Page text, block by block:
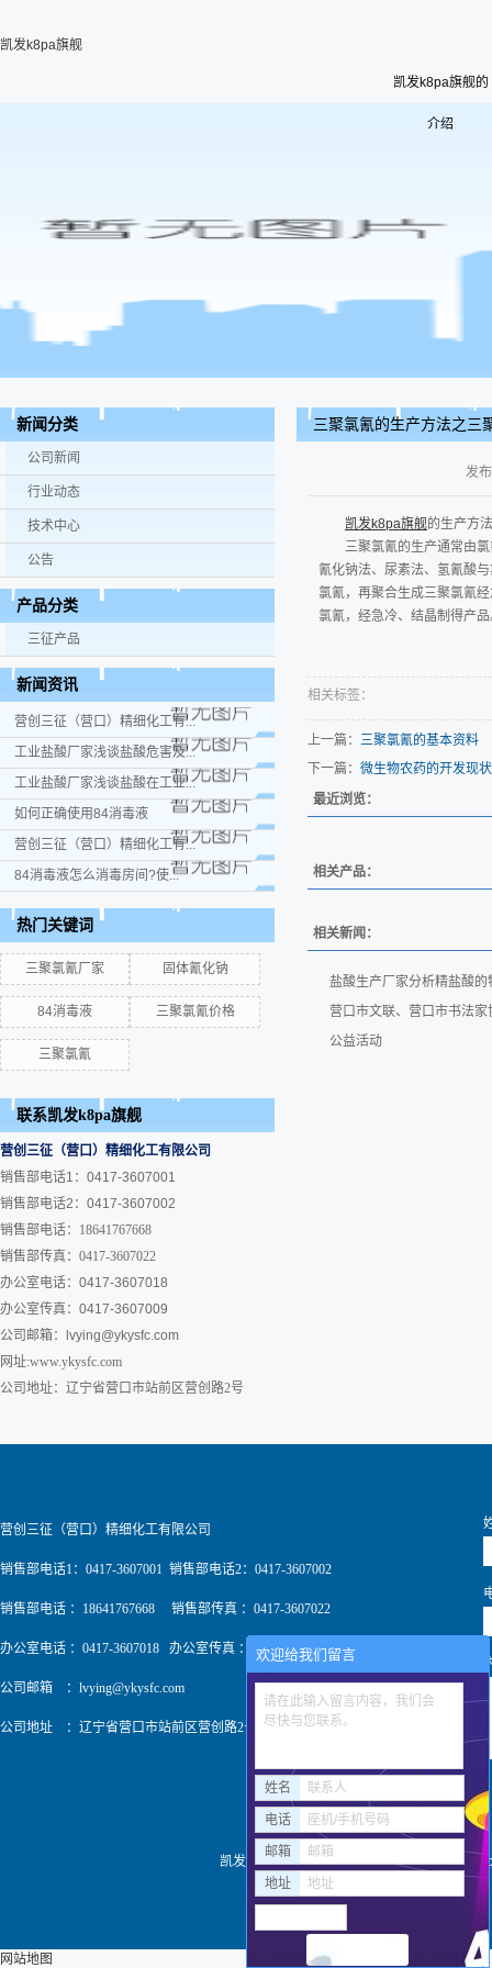
凯发k8pa旗舰
凯发k8pa旗舰的
介绍
新闻分类
公司新闻
行业动态
技术中心
公告
产品分类
三征产品
新闻资讯
营创三征（营口）精细化工有...
工业盐酸厂家浅谈盐酸危害及...
工业盐酸厂家浅谈盐酸在工业...
如何正确使用84消毒液
营创三征（营口）精细化工有...
84消毒液怎么消毒房间?使...
热门关键词
三聚氯氰厂家 固体氰化钠
84消毒液 三聚氯氰价格
三聚氯氰
联系凯发k8pa旗舰
营创三征（营口）精细化工有限公司
销售部电话1：0417-3607001
销售部电话2：0417-3607002
销售部电话：18641767668
销售部传真：0417-3607022
办公室电话：0417-3607018
办公室传真：0417-3607009
公司邮箱：
lvying@ykysfc.com
网址:www.ykysfc.com
公司地址：辽宁省营口市站前区营创路2号
三聚氯氰的生产方法之三
发
凯发k8pa旗舰的生产方
三聚氯氰的生产通常由
氰化钠法、尿素法、氢氰酸
氯氰，再聚合生成三聚氯氰
氯氰，经急冷、结晶制得产
相关标签：
上一篇： 三聚氯氰的基本资料
下一篇： 微生物农药的开发现
最近浏览：
相关产品：
相关新闻：
盐酸生产厂家分析精盐酸的
营口市文联、营口市书法
公益活动
营创三征（营口）精细化工有限公司
销售部电话1：0417-3607001 销售部电话2：0417-3607002
销售部电话 ：18641767668 销售部传真 ：0417-3607022
办公室电话 ：0417-3607018 办公室传真 ：0417-3607009
公司邮箱 ： lvying@ykysfc.com
公司地址 ：辽宁省营口市站前区营创路2号
凯发k8pa旗舰 copyright © http://
欢迎给我们留言
请在此输入留言内容，我们会
尽快与您联系。
姓名 联系人
电话 座机/手机号码
邮箱 邮箱
地址 地址
网站地图